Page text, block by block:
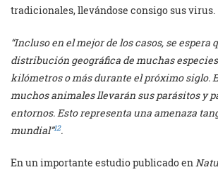
tradicionales, llevándose consigo sus virus.
“Incluso en el mejor de los casos, se espera
distribución geográfica de muchas
kilómetros o más durante el próximo siglo.
muchos animales llevarán sus parásitos y
entornos. Esto representa una amenaza
mundial”12.
En un importante estudio publicado en